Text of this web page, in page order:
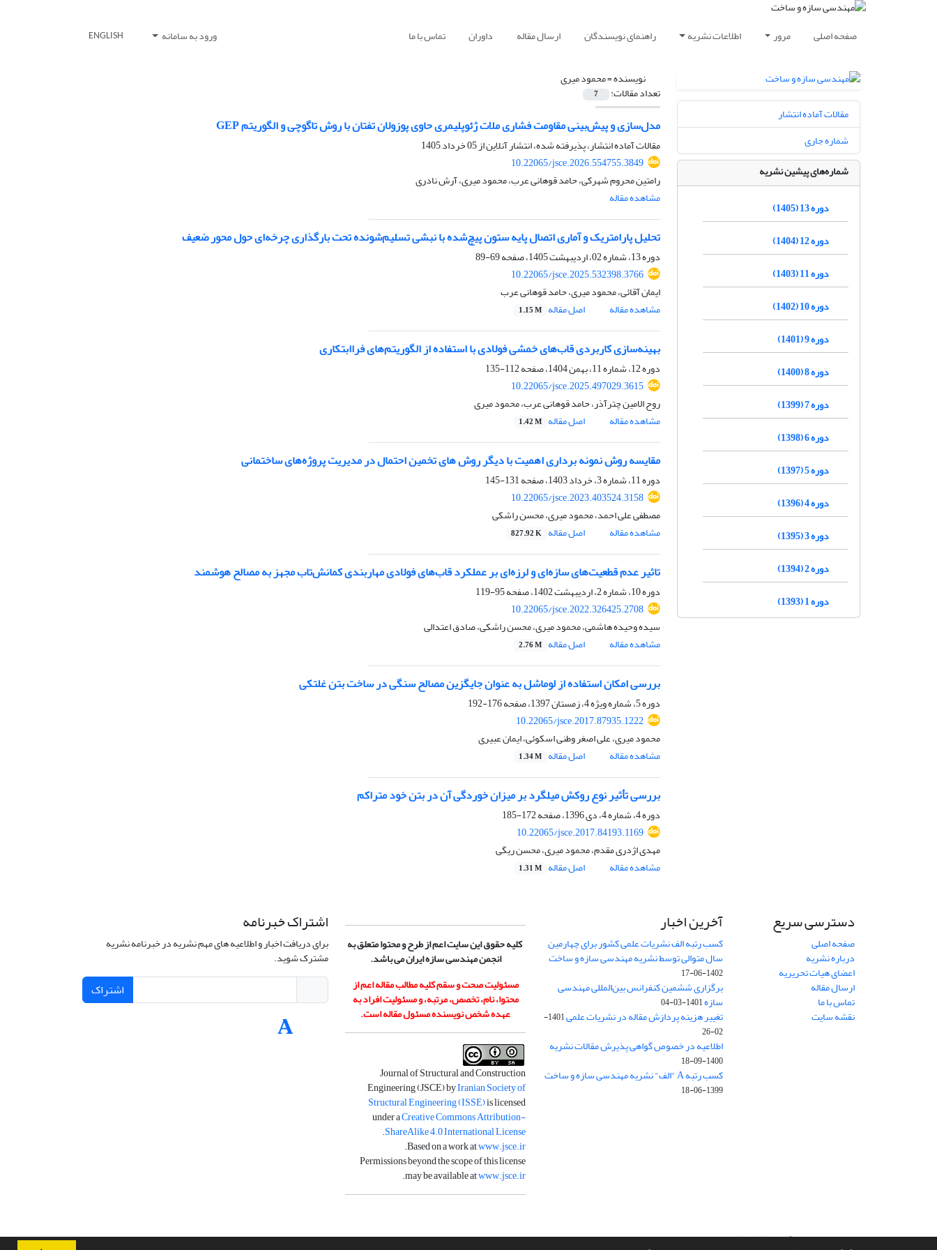
صفحه اصلی مرور اطلاعات نشریه راهنمای نویسندگان ارسال مقاله داوران تماس با ما ورود به سامانه ENGLISH
نویسنده =محمود میری
تعداد مقالات: 7
مدل‌سازی و پیش‌بینی مقاومت فشاری ملات ژئوپلیمری حاوی پوزولان تفتان با روش تاگوچی و الگوریتم GEP
مقالات آماده انتشار، پذیرفته شده، انتشار آنلاین از05 خرداد 1405
10.22065/jsce.2026.554755.3849
رامتین محروم شهرکی، حامد قوهانی عرب، محمود میری، آرش نادری
مشاهده مقاله
تحلیل پارامتریک و آماری اتصال پایه ستون پیچ‌شده با نبشی تسلیم‌شونده تحت بارگذاری چرخه‌ای حول محور ضعیف
دوره 13، شماره 02، اردیبهشت 1405، صفحه
69-89
10.22065/jsce.2025.532398.3766
ایمان آقائی، محمود میری، حامد قوهانی عرب
مشاهده مقاله
اصل مقاله 1.15 M
بهینه‌سازی کاربردی قاب‌های خمشی فولادی با استفاده از الگوریتم‌های فرا‌ابتکاری
دوره 12، شماره 11، بهمن 1404، صفحه
112-135
10.22065/jsce.2025.497029.3615
روح الامین چترآذر، حامد قوهانی عرب، محمود میری
مشاهده مقاله
اصل مقاله 1.42 M
مقایسه روش نمونه برداری اهمیت با دیگر روش های تخمین احتمال در مدیریت پروژه‌های ساختمانی
دوره 11، شماره 3، خرداد 1403، صفحه
131-145
10.22065/jsce.2023.403524.3158
مصطفی علی احمد، محمود میری، محسن راشکی
مشاهده مقاله
اصل مقاله 827.92 K
تاثیر عدم قطعیت‌های سازه‌ای و لرزه‌ای بر عملکرد قاب‌های فولادی مهاربندی کمانش‌تاب مجهز به مصالح هوشمند
دوره 10، شماره 2، اردیبهشت 1402، صفحه
95-119
10.22065/jsce.2022.326425.2708
سیده وحیده هاشمی، محمود میری، محسن راشکی، صادق اعتدالی
مشاهده مقاله
اصل مقاله 2.76 M
بررسی امکان استفاده از لوماشل به عنوان جایگزین مصالح سنگی در ساخت بتن غلتکی
دوره 5، شماره ویژه 4، زمستان 1397، صفحه
176-192
10.22065/jsce.2017.87935.1222
محمود میری، علی اصغر وطنی اسکوئی، ایمان عبیری
مشاهده مقاله
اصل مقاله 1.34 M
بررسی تأثیر نوع روکش میلگرد بر میزان خوردگی آن در بتن خود متراکم
دوره 4، شماره 4، دی 1396، صفحه
172-185
10.22065/jsce.2017.84193.1169
مهدی اژدری مقدم، محمود میری، محسن ریگی
مشاهده مقاله
اصل مقاله 1.31 M
مقالات آماده انتشار
شماره جاری
شماره‌های پیشین نشریه
دوره 13 (1405)
دوره 12 (1404)
دوره 11 (1403)
دوره 10 (1402)
دوره 9 (1401)
دوره 8 (1400)
دوره 7 (1399)
دوره 6 (1398)
دوره 5 (1397)
دوره 4 (1396)
دوره 3 (1395)
دوره 2 (1394)
دوره 1 (1393)
دسترسی سریع
صفحه اصلی
درباره نشریه
اعضای هیات تحریریه
ارسال مقاله
تماس با ما
نقشه سایت
آخرین اخبار
کسب رتبه الف نشریات علمی کشور برای چهارمین
سال متوالی توسط نشریه مهندسی سازه و ساخت
1402-06-17
برگزاری ششمین کنفرانس بین‌المللی مهندسی
سازه1401-03-04
تغییر هزینه پردازش مقاله در نشریات علمی
1401-
02-26
اطلاعیه در خصوص گواهی پذیرش مقالات نشریه
1400-09-18
کسب رتبه A "الف" نشریه مهندسی سازه و ساخت
1399-06-18
کلیه حقوق این سایت اعم از طرح و محتوا متعلق به
انجمن مهندسی سازه ایران می باشد.
مسئولیت صحت و سقم کلیه مطالب مقاله اعم از
محتوا، نام، تخصص، مرتبه، و مسئولیت افراد به
عهده شخص نویسنده مسئول مقاله است.
Journal of Structural and Construction
Engineering (JSCE) byIranian Society of
Structural Engineering (ISSE)is licensed
under aCreative Commons Attribution-
ShareAlike 4.0 International License
.
Based on a work atwww.jsce.ir
.
Permissions beyond the scope of this license
may be available atwww.jsce.ir
.
اشتراک خبرنامه
برای دریافت اخبار و اطلاعیه های مهم نشریه در خبرنامه نشریه
مشترک شوید.
اشتراک
سامانه مدیریت نشریات علمی.طراحی و پیاده سازی ازسیناوب